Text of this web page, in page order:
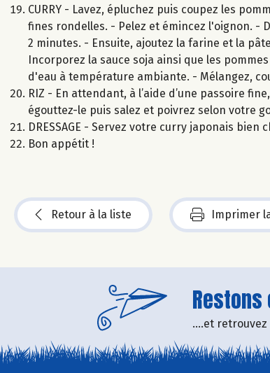
CURRY - Lavez, épluchez puis coupez les
fines rondelles. - Pelez et émincez l'oignon. -
2 minutes. - Ensuite, ajoutez la farine et la
Incorporez la sauce soja ainsi que les
d'eau à température ambiante. - Mélangez,
RIZ - En attendant, à l’aide d’une passoire
égouttez-le puis salez et poivrez selon votre
DRESSAGE - Servez votre curry japonais bien
Bon appétit !
Retour à la liste Imprimer
....et